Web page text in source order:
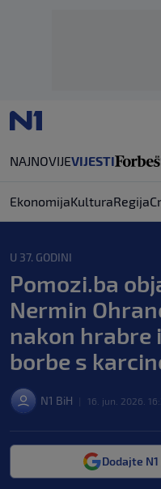
NAJNOVIJEVIJESTI
EkonomijaKulturaRegija
U 37. GODINI
Pomozi.ba
Nermin
nakon hrabre
borbe s
N1 BiH 16. jun. 2026.
Dodajte